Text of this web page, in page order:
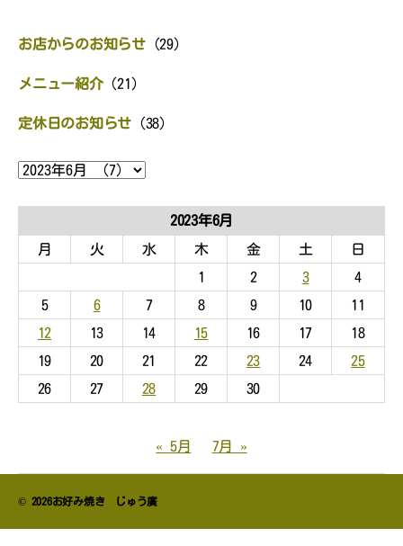
お店からのお知らせ(29)
メニュー紹介(21)
定休日のお知らせ (38)
ア
ー
イ
2023年6月
月
火 水 木 金 土
日
1
2 3
4
5
6 7 8 9 10
11
12
13 14 15 16 17
18
19
20 21 22 23 24
25
26
27 28 29 30
« 5月 7月 »
© 2026お好み焼き じゅう廣